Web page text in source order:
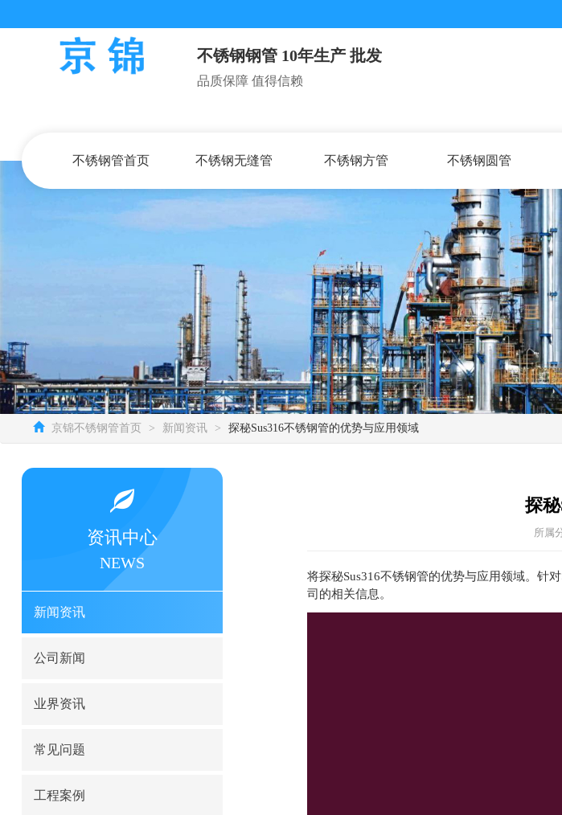
不锈钢钢管 10年生产 批发
品质保障 值得信赖
不锈钢管首页 不锈钢无缝管 不锈钢方管 不锈钢圆管
京锦不锈钢管首页 > 新闻资讯 > 探秘Sus316不锈钢管的优势与应用领域
资讯中心
NEWS
新闻资讯
公司新闻
业界资讯
常见问题
工程案例
探
所属
将探秘Sus316不锈钢管的优势与应用领域。针
司的相关信息。